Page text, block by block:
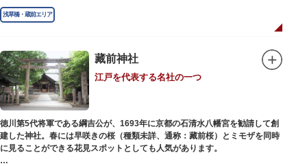
江戸時代までは三社の神社から成り、約2万坪の広大な敷地を所領していま
したが、天領からの米を収蔵する蔵や、大名屋敷などを建てるために没収さ
が氏子町内を渡御し、夜の宮入道中では、提灯に照らされた神輿が荘厳かつ
幻想的な光景をつくりだします。例年、数十万人の人出があり、多くの観客
で賑わう蔵前の初夏の風物詩になっています。
社務所では、社紋の七曜紋と月星紋がデザインされた御朱印帳の販売や、鳥
越祭の開催期間中は限定御朱印も頒布されます。
浅草橋・蔵前エリア
藏前神社
江戸を代表する名社の一つ
徳川第5代将軍である綱吉公が、1693年に京都の石清水八幡宮を勧請して創
建した神社。春には早咲きの桜（種類未詳、通称：藏前桜）とミモザを同時
に見ることができる花見スポットとしても人気があります。